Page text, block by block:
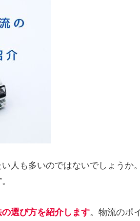
人も多いのではないでしょうか。
。
選び方を紹介します。物流のポ